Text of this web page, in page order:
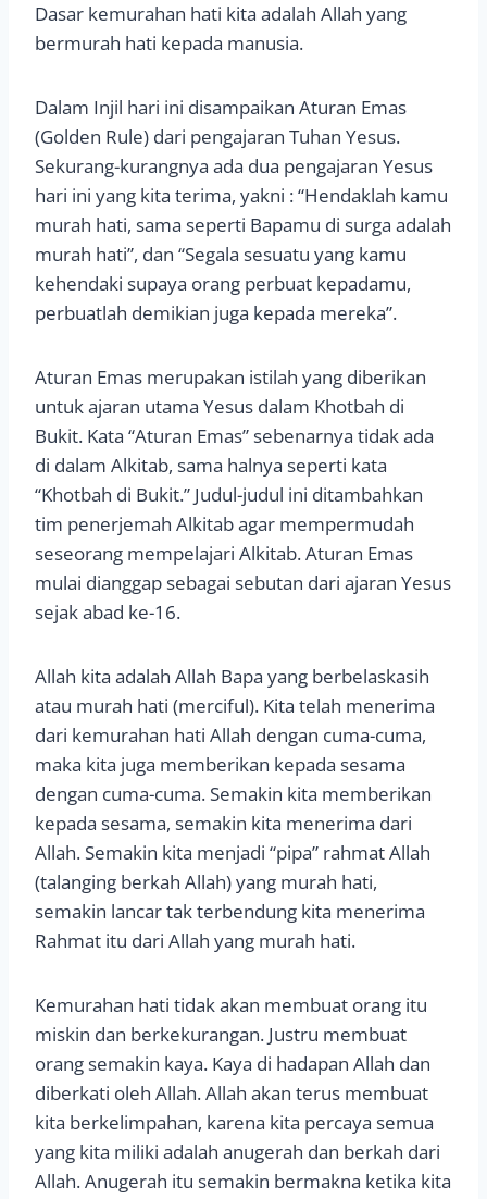
Dasar kemurahan hati kita adalah Allah yang
bermurah hati kepada manusia.
Dalam Injil hari ini disampaikan Aturan Emas
(Golden Rule) dari pengajaran Tuhan Yesus.
Sekurang-kurangnya ada dua pengajaran Yesus
hari ini yang kita terima, yakni : “Hendaklah kamu
murah hati, sama seperti Bapamu di surga adalah
murah hati”, dan “Segala sesuatu yang kamu
kehendaki supaya orang perbuat kepadamu,
perbuatlah demikian juga kepada mereka”.
Aturan Emas merupakan istilah yang diberikan
untuk ajaran utama Yesus dalam Khotbah di
Bukit. Kata “Aturan Emas” sebenarnya tidak ada
di dalam Alkitab, sama halnya seperti kata
“Khotbah di Bukit.” Judul-judul ini ditambahkan
tim penerjemah Alkitab agar mempermudah
seseorang mempelajari Alkitab. Aturan Emas
mulai dianggap sebagai sebutan dari ajaran Yesus
sejak abad ke-16.
Allah kita adalah Allah Bapa yang berbelaskasih
atau murah hati (merciful). Kita telah menerima
dari kemurahan hati Allah dengan cuma-cuma,
maka kita juga memberikan kepada sesama
dengan cuma-cuma. Semakin kita memberikan
kepada sesama, semakin kita menerima dari
Allah. Semakin kita menjadi “pipa” rahmat Allah
(talanging berkah Allah) yang murah hati,
semakin lancar tak terbendung kita menerima
Rahmat itu dari Allah yang murah hati.
Kemurahan hati tidak akan membuat orang itu
miskin dan berkekurangan. Justru membuat
orang semakin kaya. Kaya di hadapan Allah dan
diberkati oleh Allah. Allah akan terus membuat
kita berkelimpahan, karena kita percaya semua
yang kita miliki adalah anugerah dan berkah dari
Allah. Anugerah itu semakin bermakna ketika kita